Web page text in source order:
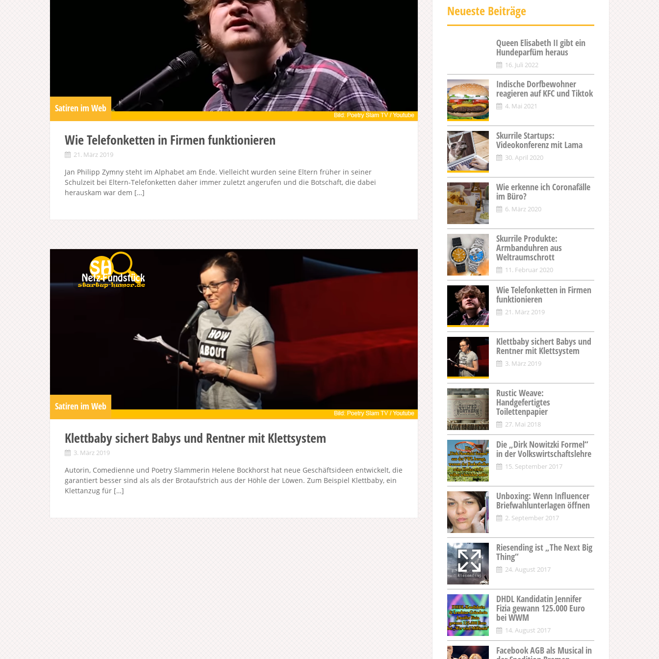
Satiren im Web
Wie Telefonketten in Firmen funktionieren
21. März 2019
Jan Philipp Zymny steht im Alphabet am Ende. Vielleicht wurden seine Eltern früher in seiner
Schulzeit bei Eltern-Telefonketten daher immer zuletzt angerufen und die Botschaft, die dabei
herauskam war dem […]
Satiren im Web
Klettbaby sichert Babys und Rentner mit Klettsystem
3. März 2019
Autorin, Comedienne und Poetry Slammerin Helene Bockhorst hat neue Geschäftsideen entwickelt, die
garantiert besser sind als als der Brotaufstrich aus der Höhle der Löwen. Zum Beispiel Klettbaby, ein
Klettanzug für […]
Neueste Beiträge
Queen Elisabeth II gibt ein
Hundeparfüm heraus
16. Juli 2022
Indische Dorfbewohner
reagieren auf KFC und Tiktok
4. Mai 2021
Skurrile Startups:
Videokonferenz mit Lama
30. April 2020
Wie erkenne ich Coronafälle
im Büro?
6. März 2020
Skurrile Produkte:
Armbanduhren aus
Weltraumschrott
11. Februar 2020
Wie Telefonketten in Firmen
funktionieren
21. März 2019
Klettbaby sichert Babys und
Rentner mit Klettsystem
3. März 2019
Rustic Weave:
Handgefertigtes
Toilettenpapier
27. Mai 2018
Die „Dirk Nowitzki Formel“
in der Volkswirtschaftslehre
15. September 2017
Unboxing: Wenn Influencer
Briefwahlunterlagen öffnen
2. September 2017
Riesending ist „The Next Big
Thing“
24. August 2017
DHDL Kandidatin Jennifer
Fizia gewann 125.000 Euro
bei WWM
14. August 2017
Facebook AGB als Musical in